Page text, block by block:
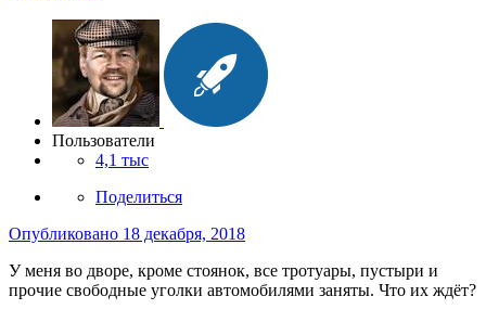
Пользователи
4,1 тыс
Поделиться
Опубликовано 18 декабря, 2018
У меня во дворе, кроме стоянок, все тротуары, пустыри и
прочие свободные уголки автомобилями заняты. Что их ждёт?